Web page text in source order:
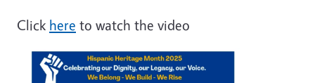
Click here to watch the video
Image